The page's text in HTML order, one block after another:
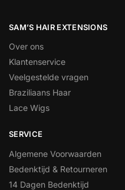
SAM’S HAIR EXTENSIONS
Over ons
Klantenservice
Veelgestelde vragen
Braziliaans Haar
Lace Wigs
SERVICE
Algemene Voorwaarden
Bedenktijd & Retourneren
14 Dagen Bedenktijd